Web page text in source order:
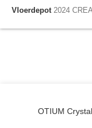
Vloerdepot 2024
OTIUM